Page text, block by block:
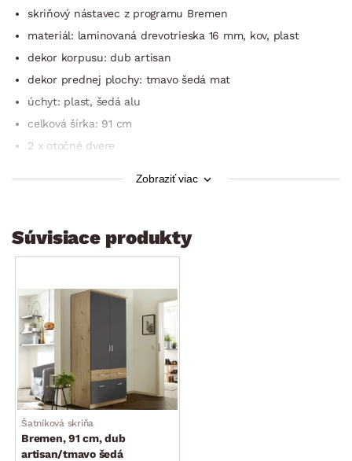
skriňový nástavec z programu Bremen
materiál: laminovaná drevotrieska 16 mm, kov, plast
dekor korpusu: dub artisan
dekor prednej plochy: tmavo šedá mat
úchyt: plast, šedá alu
celková šírka: 91 cm
2 x otočné dvere
textilného plátna
kvalitné spracovanie
dodávané v demonte
Zobraziť viac
Súvisiace produkty
Šatníková skriňa
Bremen, 91 cm, dub
artisan/tmavo šedá